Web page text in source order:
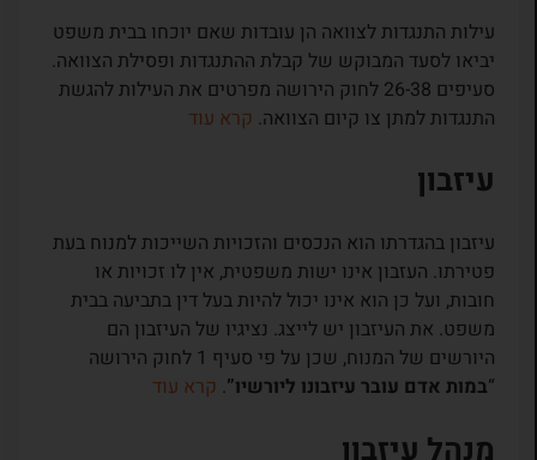
עילות התנגדות לצוואה הן עובדות שאם יוכחו בבית משפט
יביאו לסעד המבוקש של קבלת ההתנגדות ופסילת הצוואה.
סעיפים 26-38 לחוק הירושה מפרטים את העילות להגשת
התנגדות למתן צו קיום הצוואה. קרא עוד
עיזבון
עיזבון בהגדרתו הוא הנכסים והזכויות השייכות למנוח בעת
פטירתו. העזבון אינו ישות משפטית, אין לו זכויות או
חובות, ועל כן הוא אינו יכול להיות בעל דין בתביעה בבית
משפט. את העיזבון יש לייצג. נציגיו של העיזבון הם
היורשים של המנוח, שכן על פי סעיף 1 לחוק הירושה
“במות אדם עובר עיזבונו ליורשיו”. קרא עוד
מנהל עיזבון